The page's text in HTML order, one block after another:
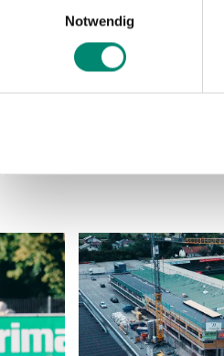
Wir verwenden Cookies, um
und die Zugriffe auf unsere
Notwendig